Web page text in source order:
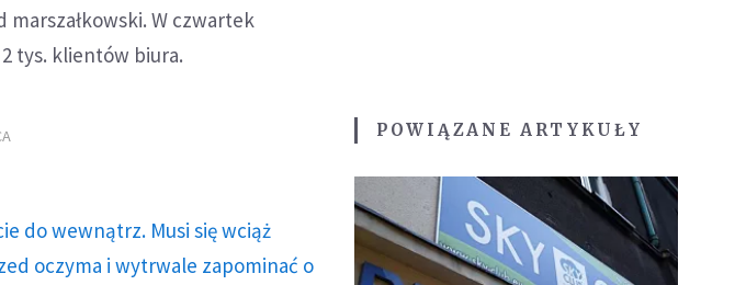
W czwartek
tys. klientów biura.
do wewnątrz. Musi się wciąż
oczyma i wytrwale zapominać o
POWIĄZANE ARTYKUŁY